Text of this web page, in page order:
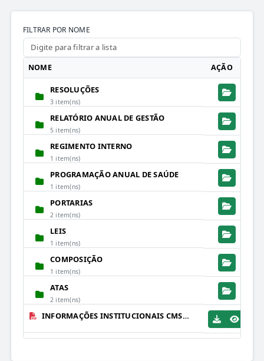
FILTRAR POR NOME
NOME AÇÃO
RESOLUÇÕES
3 item(ns)
RELATÓRIO ANUAL DE GESTÃO
5 item(ns)
REGIMENTO INTERNO
1 item(ns)
PROGRAMAÇÃO ANUAL DE SAÚDE
1 item(ns)
PORTARIAS
2 item(ns)
LEIS
1 item(ns)
COMPOSIÇÃO
1 item(ns)
ATAS
2 item(ns)
INFORMAÇÕES INSTITUCIONAIS CMS.PDF